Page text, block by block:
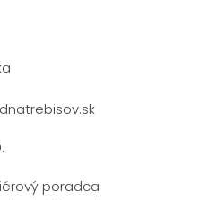
poradca